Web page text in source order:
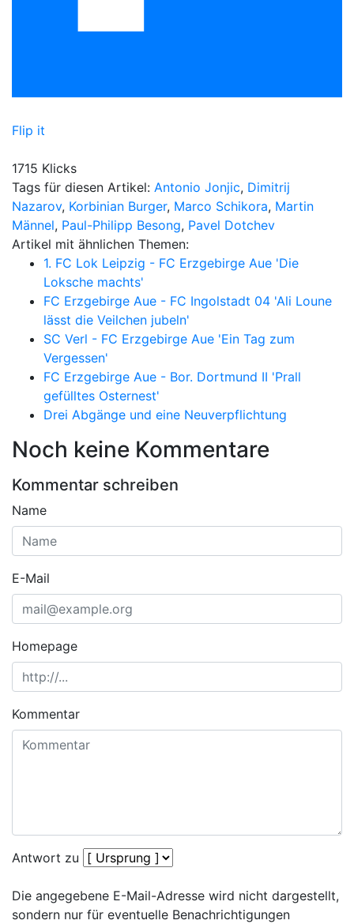
Flip it
1715 Klicks
Tags für diesen Artikel: Antonio Jonjic, Dimitrij
Nazarov, Korbinian Burger, Marco Schikora, Martin
Männel, Paul-Philipp Besong, Pavel Dotchev
Artikel mit ähnlichen Themen:
1. FC Lok Leipzig - FC Erzgebirge Aue 'Die
Loksche machts'
FC Erzgebirge Aue - FC Ingolstadt 04 'Ali Loune
lässt die Veilchen jubeln'
SC Verl - FC Erzgebirge Aue 'Ein Tag zum
Vergessen'
FC Erzgebirge Aue - Bor. Dortmund II 'Prall
gefülltes Osternest'
Drei Abgänge und eine Neuverpflichtung
Noch keine Kommentare
Kommentar schreiben
Name
E-Mail
Homepage
Kommentar
Antwort zu
Die angegebene E-Mail-Adresse wird nicht dargestellt,
sondern nur für eventuelle Benachrichtigungen